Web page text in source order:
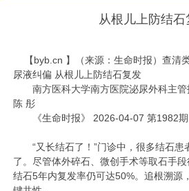
从根儿上防结石
【byb.cn 】（来源：生命时报）查清
尿液纠偏 从根儿上防结石复发
南方医科大学南方医院泌尿外科主管
陈 彤
《生命时报》 2026-04-07 第1982期
“又长结石了！”门诊中，很多结石患
了。尽管体外碎石、微创手术等取石手
结石5年内复发率仍可达50%。追根溯源